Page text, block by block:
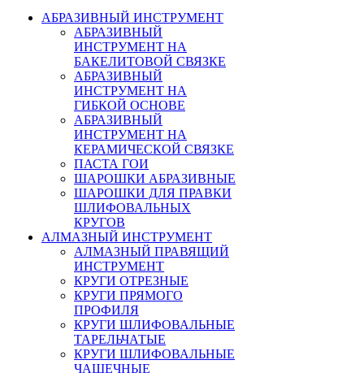
АБРАЗИВНЫЙ ИНСТРУМЕНТ
АБРАЗИВНЫЙ
ИНСТРУМЕНТ НА
БАКЕЛИТОВОЙ СВЯЗКЕ
АБРАЗИВНЫЙ
ИНСТРУМЕНТ НА
ГИБКОЙ ОСНОВЕ
АБРАЗИВНЫЙ
ИНСТРУМЕНТ НА
КЕРАМИЧЕСКОЙ СВЯЗКЕ
ПАСТА ГОИ
ШАРОШКИ АБРАЗИВНЫЕ
ШАРОШКИ ДЛЯ ПРАВКИ
ШЛИФОВАЛЬНЫХ
КРУГОВ
АЛМАЗНЫЙ ИНСТРУМЕНТ
АЛМАЗНЫЙ ПРАВЯЩИЙ
ИНСТРУМЕНТ
КРУГИ ОТРЕЗНЫЕ
КРУГИ ПРЯМОГО
ПРОФИЛЯ
КРУГИ ШЛИФОВАЛЬНЫЕ
ТАРЕЛЬЧАТЫЕ
КРУГИ ШЛИФОВАЛЬНЫЕ
ЧАШЕЧНЫЕ